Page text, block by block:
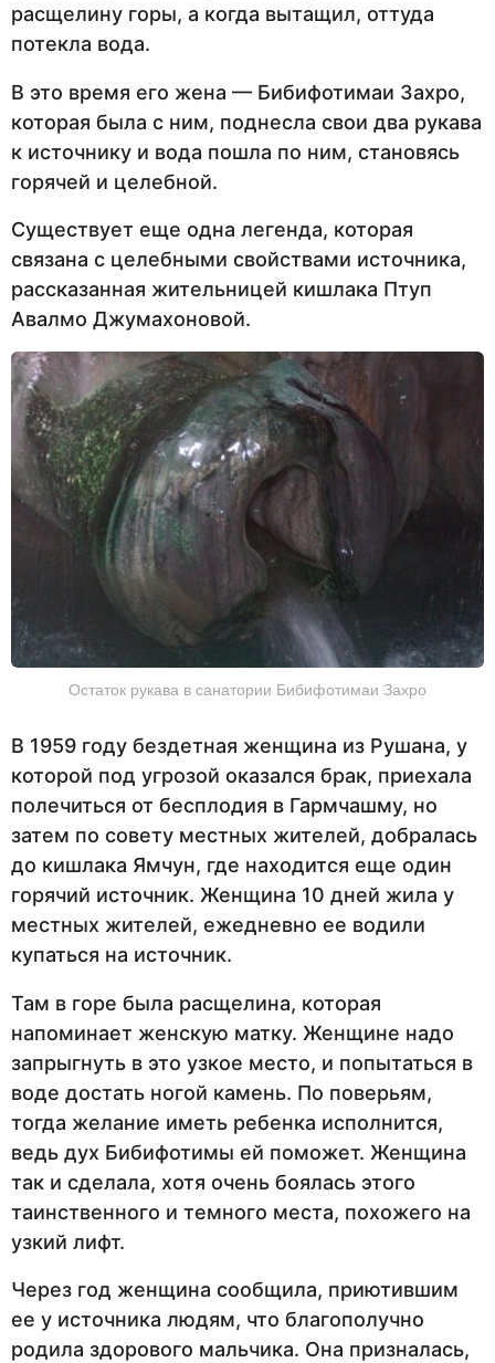
расщелину горы, а когда вытащил, оттуда
потекла вода.
В это время его жена — Бибифотимаи Захро,
которая была с ним, поднесла свои два рукава
к источнику и вода пошла по ним, становясь
горячей и целебной.
Существует еще одна легенда, которая
связана с целебными свойствами источника,
рассказанная жительницей кишлака Птуп
Авалмо Джумахоновой.
Остаток рукава в санатории Бибифотимаи Захро
В 1959 году бездетная женщина из Рушана, у
которой под угрозой оказался брак, приехала
полечиться от бесплодия в Гармчашму, но
затем по совету местных жителей, добралась
до кишлака Ямчун, где находится еще один
горячий источник. Женщина 10 дней жила у
местных жителей, ежедневно ее водили
купаться на источник.
Там в горе была расщелина, которая
напоминает женскую матку. Женщине надо
запрыгнуть в это узкое место, и попытаться в
воде достать ногой камень. По поверьям,
тогда желание иметь ребенка исполнится,
ведь дух Бибифотимы ей поможет. Женщина
так и сделала, хотя очень боялась этого
таинственного и темного места, похожего на
узкий лифт.
Через год женщина сообщила, приютившим
ее у источника людям, что благополучно
родила здорового мальчика. Она призналась,